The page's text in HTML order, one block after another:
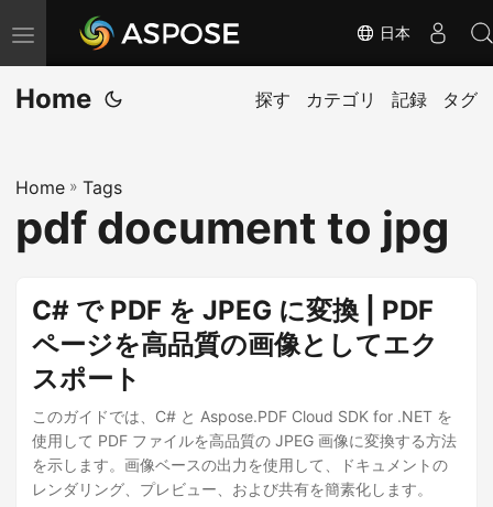
ナ
ビ
ゲ
ョ
ン
の
り
替
え
日本
Home 探す カテゴリ 記録 タグ
Home » Tags
pdf document to jpg
C# で PDF を JPEG に変換 | PDF
ページを高品質の画像としてエク
スポート
このガイドでは、C# と Aspose.PDF Cloud SDK for .NET を
使用して PDF ファイルを高品質の JPEG 画像に変換する方法
を示します。画像ベースの出力を使用して、ドキュメントの
レンダリング、プレビュー、および共有を簡素化します。